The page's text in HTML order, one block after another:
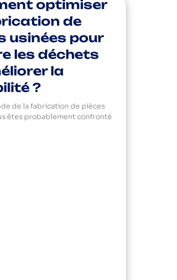
optimiser
de
usinées pour
les déchets
la
?
de la fabrication de pièces
êtes probablement confronté